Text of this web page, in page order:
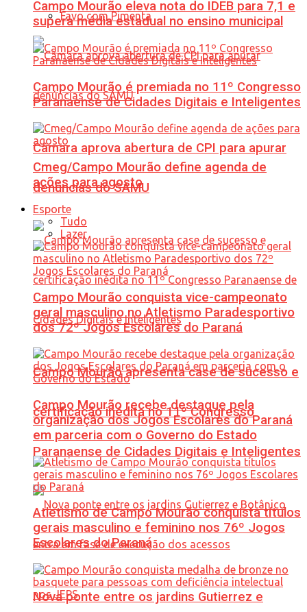
Favo com Pimenta
Câmara aprova abertura de CPI para apurar
denúncias do SAMU
Campo Mourão apresenta case de sucesso e
certificação inédita no 11º Congresso
Paranaense de Cidades Digitais e Inteligentes
Nova ponte entre os jardins Gutierrez e
Campo Mourão eleva nota do IDEB para 7,1 e
supera média estadual no ensino municipal
Campo Mourão é premiada no 11º Congresso
Paranaense de Cidades Digitais e Inteligentes
Cmeg/Campo Mourão define agenda de
ações para agosto
Esporte
Tudo
Lazer
Campo Mourão conquista vice-campeonato
geral masculino no Atletismo Paradesportivo
dos 72º Jogos Escolares do Paraná
Campo Mourão recebe destaque pela
organização dos Jogos Escolares do Paraná
em parceria com o Governo do Estado
Atletismo de Campo Mourão conquista títulos
gerais masculino e feminino nos 76º Jogos
Escolares do Paraná